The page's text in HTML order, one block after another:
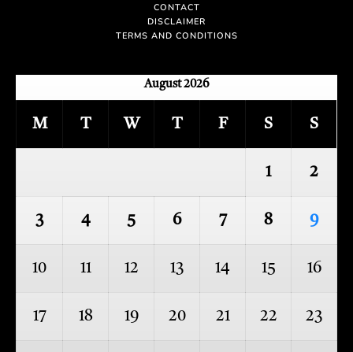
CONTACT
DISCLAIMER
TERMS AND CONDITIONS
August 2026
M T W T F S S
1 2
3 4 5 6 7 8 9
10 11 12 13 14 15 16
17 18 19 20 21 22 23